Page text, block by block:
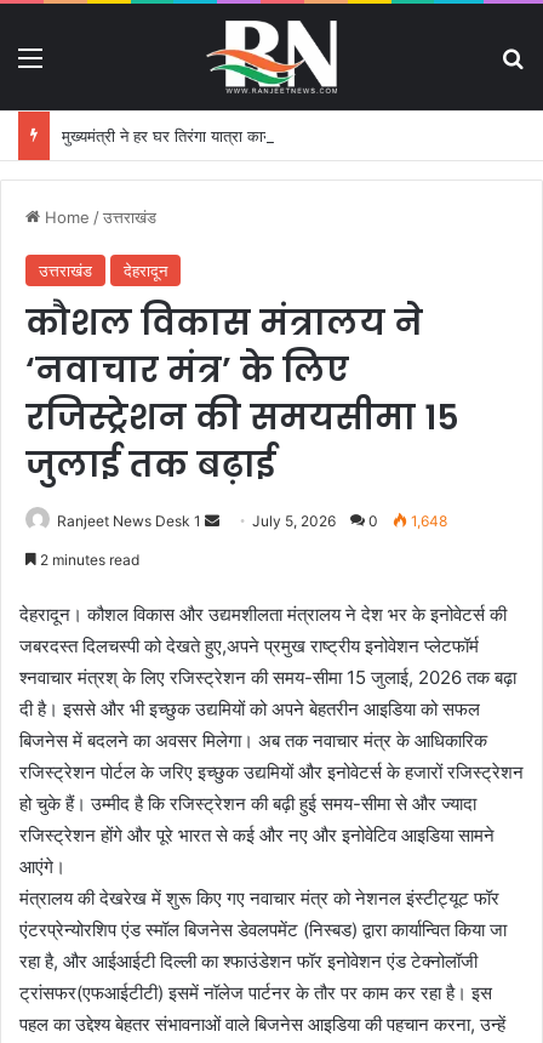
मुख्यमंत्री ने हर घर तिरंगा यात्रा कार्यक्रम में किया प्रतिभाग
Home /उत्तराखंड
उत्तराखंड देहरादून
कौशल विकास मंत्रालय ने
‘नवाचार मंत्र’ के लिए
रजिस्ट्रेशन की समयसीमा 15
जुलाई तक बढ़ाई
Ranjeet News Desk 1
d
a
e
i
l
July 5, 2026 0 1,648
2 minutes read
देहरादून। कौशल विकास और उद्यमशीलता मंत्रालय ने देश भर के इनोवेटर्स की
जबरदस्त दिलचस्पी को देखते हुए,अपने प्रमुख राष्ट्रीय इनोवेशन प्लेटफॉर्म
श्नवाचार मंत्रश् के लिए रजिस्ट्रेशन की समय-सीमा 15 जुलाई, 2026 तक बढ़ा
दी है। इससे और भी इच्छुक उद्यमियों को अपने बेहतरीन आइडिया को सफल
बिजनेस में बदलने का अवसर मिलेगा। अब तक नवाचार मंत्र के आधिकारिक
रजिस्ट्रेशन पोर्टल के जरिए इच्छुक उद्यमियों और इनोवेटर्स के हजारों रजिस्ट्रेशन
हो चुके हैं। उम्मीद है कि रजिस्ट्रेशन की बढ़ी हुई समय-सीमा से और ज्यादा
रजिस्ट्रेशन होंगे और पूरे भारत से कई और नए और इनोवेटिव आइडिया सामने
आएंगे।
मंत्रालय की देखरेख में शुरू किए गए नवाचार मंत्र को नेशनल इंस्टीट्यूट फॉर
एंटरप्रेन्योरशिप एंड स्मॉल बिजनेस डेवलपमेंट (निस्बड) द्वारा कार्यान्वित किया जा
रहा है, और आईआईटी दिल्ली का श्फाउंडेशन फॉर इनोवेशन एंड टेक्नोलॉजी
ट्रांसफर(एफआईटीटी) इसमें नॉलेज पार्टनर के तौर पर काम कर रहा है। इस
पहल का उद्देश्य बेहतर संभावनाओं वाले बिजनेस आइडिया की पहचान करना, उन्हें